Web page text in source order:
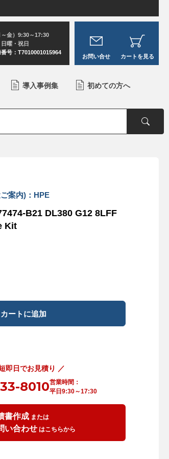
金）9:30～17:30
曜・祝日
号：T7010001015964
お問い合せ カートを見る
導入事例集 初めての方へ
案内)：HPE
B21 DL380 G12 8LFF
Kit
即日でお見積り ／
8010営業時間：
平日9:30～17:30
書作成 または
い合わせ はこちらから